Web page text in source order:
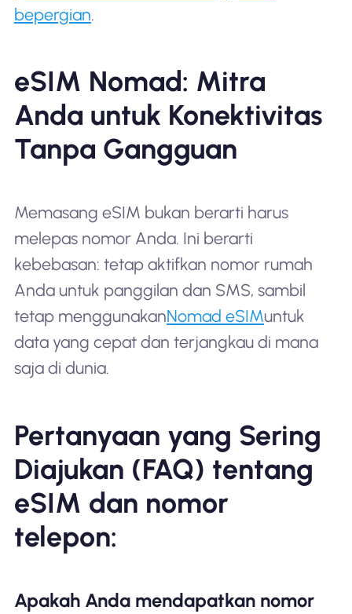
bepergian.
eSIM Nomad: Mitra
Anda untuk Konektivitas
Tanpa Gangguan
Memasang eSIM bukan berarti harus
melepas nomor Anda. Ini berarti
kebebasan: tetap aktifkan nomor rumah
Anda untuk panggilan dan SMS, sambil
tetap menggunakanNomad eSIMuntuk
data yang cepat dan terjangkau di mana
saja di dunia.
Pertanyaan yang Sering
Diajukan (FAQ) tentang
eSIM dan nomor
telepon:
Apakah Anda mendapatkan nomor